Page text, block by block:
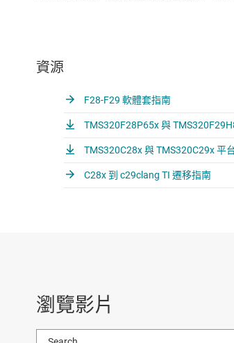
資源
F28-F29 軟體套指南
TMS320F28P65x 與
TMS320C28x 與 TMS320C29x 平
C28x 到 c29clang TI 遷移指南
瀏覽影片